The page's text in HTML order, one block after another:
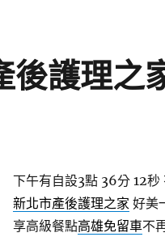
後護理之
下午有自設3點 36分 12秒
新北市產後護理之家 好美
享高級餐點高雄免留車不